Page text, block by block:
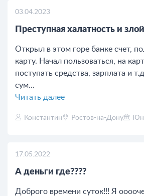
03.04.2023
Преступная халатность и
Открыл в этом горе банке счет,
карту. Начал пользоваться, на
поступать средства, зарплата и
сум...
Читать далее
Константин Ростов-на-Дону
17.05.2022
А деньги где????
Доброго времени суток!!! Я